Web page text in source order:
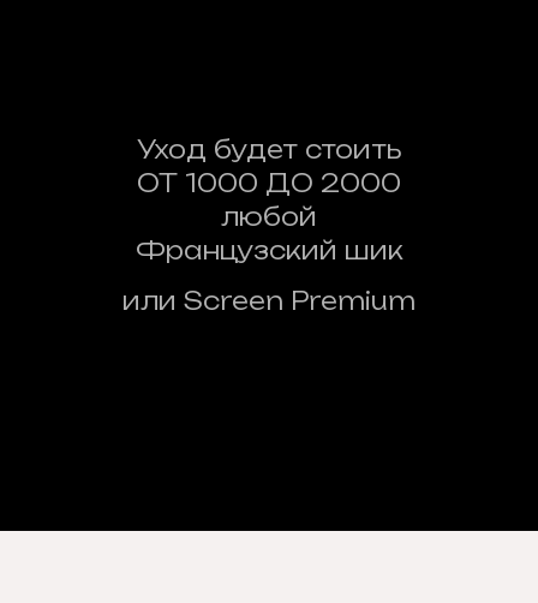
Уход будет стоить
ОТ 1000 ДО 2000
любой
Французский шик
или Screen Premium